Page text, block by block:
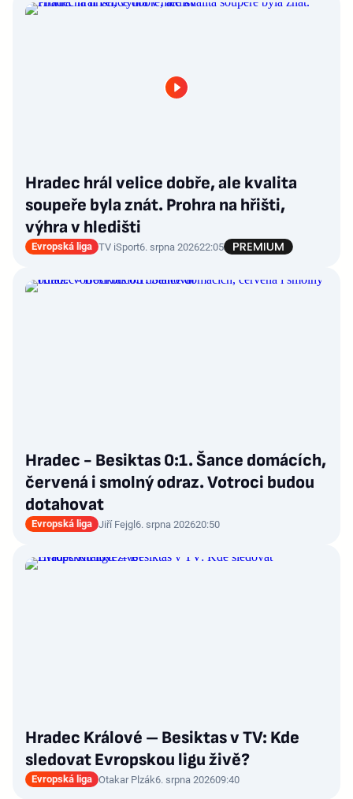
Hradec hrál velice dobře, ale kvalita
soupeře byla znát. Prohra na hřišti,
výhra v hledišti
Evropská liga TV iSport6. srpna 202622:05
Hradec - Besiktas 0:1. Šance domácích,
červená i smolný odraz. Votroci budou
dotahovat
Evropská liga Jiří Fejgl6. srpna 202620:50
Hradec Králové – Besiktas v TV: Kde
sledovat Evropskou ligu živě?
Evropská liga Otakar Plzák6. srpna 202609:40